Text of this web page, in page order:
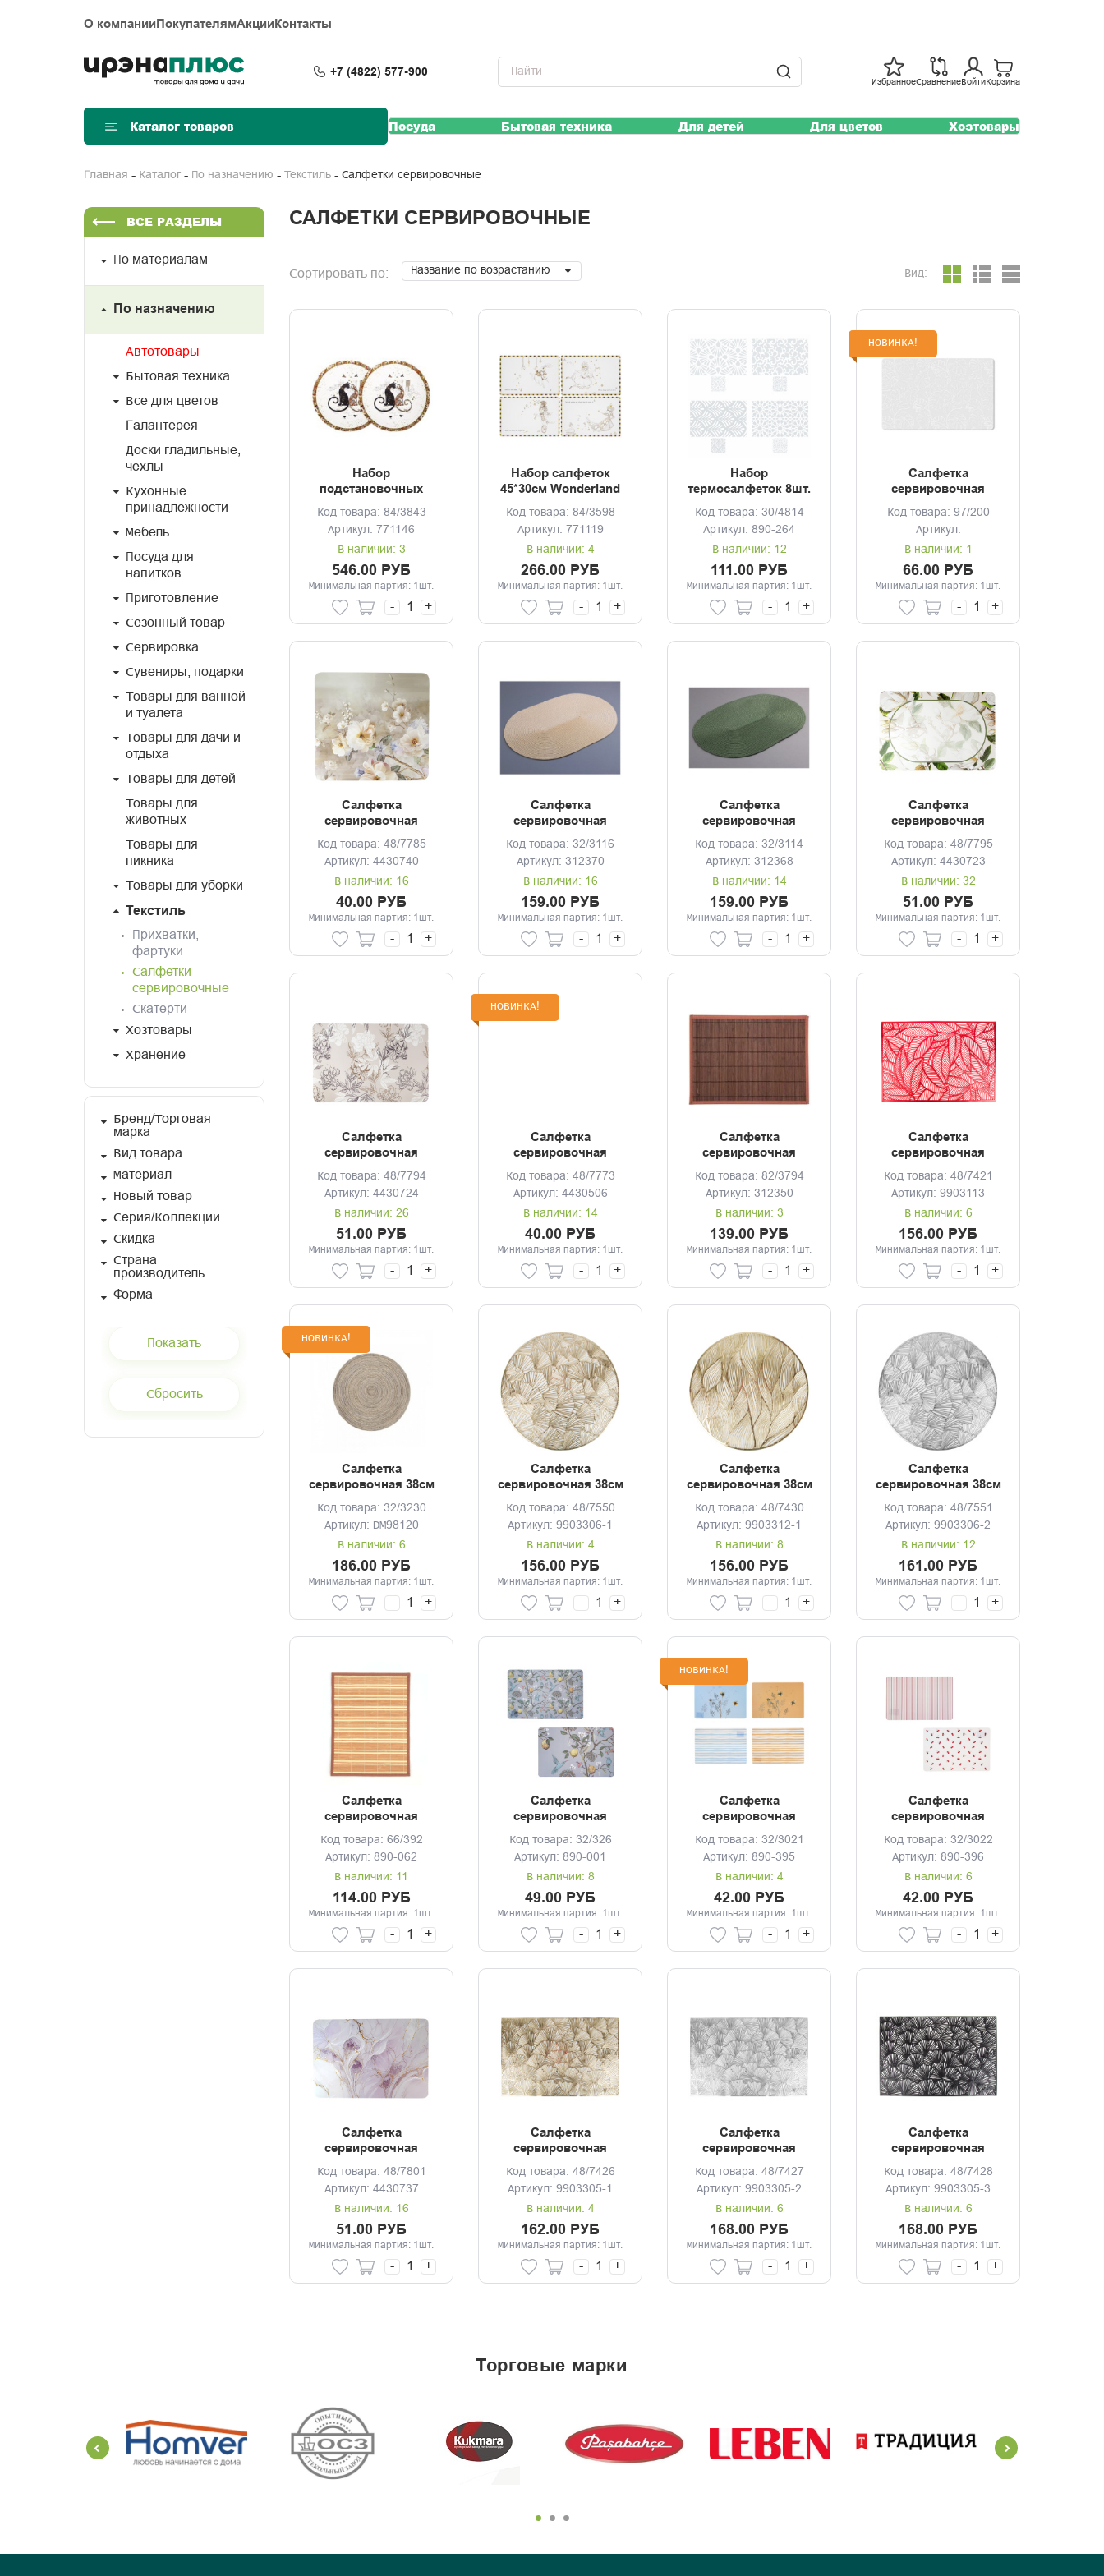
О компанииПокупателямАкцииКонтакты
+7 (4822) 577-900
ИзбранноеСравнение Войти Корзина
Каталог товаров Посуда Бытовая техника Для детей Для цветов Хозтовары
Главная Каталог По назначению Текстиль Салфетки сервировочные
ВСЕ РАЗДЕЛЫ
По материалам
По назначению
Автотовары
Бытовая техника
Все для цветов
Галантерея
Доски гладильные,
чехлы
Кухонные
принадлежности
Мебель
Посуда для
напитков
Приготовление
Сезонный товар
Сервировка
Сувениры, подарки
Товары для ванной
и туалета
Товары для дачи и
отдыха
Товары для детей
Товары для
животных
Товары для
пикника
Товары для уборки
Текстиль
фартуки
Салфетки
сервировочные
Скатерти
Хозтовары
Хранение
Бренд/Торговая
марка
Вид товара
Материал
Новый товар
Серия/Коллекции
Скидка
Страна
производитель
Форма
САЛФЕТКИ СЕРВИРОВОЧНЫЕ
Сортировать по: Название по возрастанию Вид:
Набор
подстановочных
салфеток d-38см
Парижские коты 2шт
Код товара: 84/3843
Артикул: 771146
В наличии: 3
546.00 РУБ
Минимальная партия: 1шт.
- +
Набор салфеток
45*30см Wonderland
Код товара: 84/3598
Артикул: 771119
В наличии: 4
266.00 РУБ
Минимальная партия: 1шт.
- +
Набор
термосалфеток 8шт.
(4шт 42*28см + 4шт
9*9см), Барокко
белый принт, 4
дизайна
Код товара: 30/4814
Артикул: 890-264
В наличии: 12
111.00 РУБ
Минимальная партия: 1шт.
- +
НОВИНКА!
Салфетка
сервировочная
26*41см Альба
Код товара: 97/200
Артикул:
В наличии: 1
66.00 РУБ
Минимальная партия: 1шт.
- +
Салфетка
сервировочная
30*28см Floristry
Код товара: 48/7785
Артикул: 4430740
В наличии: 16
40.00 РУБ
Минимальная партия: 1шт.
- +
Салфетка
сервировочная
30*45см плетеная
овал
Код товара: 32/3116
Артикул: 312370
В наличии: 16
159.00 РУБ
Минимальная партия: 1шт.
- +
Салфетка
сервировочная
30*45см плетеная
овал
Код товара: 32/3114
Артикул: 312368
В наличии: 14
159.00 РУБ
Минимальная партия: 1шт.
- +
Салфетка
сервировочная
43*28см Floristry
Код товара: 48/7795
Артикул: 4430723
В наличии: 32
51.00 РУБ
Минимальная партия: 1шт.
- +
Салфетка
сервировочная
43*28см Floristry
Код товара: 48/7794
Артикул: 4430724
В наличии: 26
51.00 РУБ
Минимальная партия: 1шт.
- +
НОВИНКА!
Салфетка
сервировочная
30*28см Мрамор
Код товара: 48/7773
Артикул: 4430506
В наличии: 14
40.00 РУБ
Минимальная партия: 1шт.
- +
Салфетка
сервировочная
30*40см темно-
коричневая
Код товара: 82/3794
Артикул: 312350
В наличии: 3
139.00 РУБ
Минимальная партия: 1шт.
- +
Салфетка
сервировочная
30*45см Алая листва
Код товара: 48/7421
Артикул: 9903113
В наличии: 6
156.00 РУБ
Минимальная партия: 1шт.
- +
НОВИНКА!
Салфетка
сервировочная 38см
SAINT GERMAIN
Код товара: 32/3230
Артикул: DM98120
В наличии: 6
186.00 РУБ
Минимальная партия: 1шт.
- +
Салфетка
сервировочная 38см
Аjoure золото
Код товара: 48/7550
Артикул: 9903306-1
В наличии: 4
156.00 РУБ
Минимальная партия: 1шт.
- +
Салфетка
сервировочная 38см
Аjoure золото
Код товара: 48/7430
Артикул: 9903312-1
В наличии: 8
156.00 РУБ
Минимальная партия: 1шт.
- +
Салфетка
сервировочная 38см
Аjourе серебро
Код товара: 48/7551
Артикул: 9903306-2
В наличии: 12
161.00 РУБ
Минимальная партия: 1шт.
- +
Салфетка
сервировочная
40*30см бамбук
Код товара: 66/392
Артикул: 890-062
В наличии: 11
114.00 РУБ
Минимальная партия: 1шт.
- +
Салфетка
сервировочная
42*28см Люми 2
дизайна
Код товара: 32/326
Артикул: 890-001
В наличии: 8
49.00 РУБ
Минимальная партия: 1шт.
- +
НОВИНКА!
Салфетка
сервировочная
42*28см Орра,
полипропилен, 4
дизайна
Код товара: 32/3021
Артикул: 890-395
В наличии: 4
42.00 РУБ
Минимальная партия: 1шт.
- +
Салфетка
сервировочная
42*28см Черри,
полипропилен, 2
дизайна
Код товара: 32/3022
Артикул: 890-396
В наличии: 6
42.00 РУБ
Минимальная партия: 1шт.
- +
Салфетка
сервировочная
43*28см Мрамор
Код товара: 48/7801
Артикул: 4430737
В наличии: 16
51.00 РУБ
Минимальная партия: 1шт.
- +
Салфетка
сервировочная
45*30см Аjoure
золото
Код товара: 48/7426
Артикул: 9903305-1
В наличии: 4
162.00 РУБ
Минимальная партия: 1шт.
- +
Салфетка
сервировочная
45*30см Аjoure
серебро
Код товара: 48/7427
Артикул: 9903305-2
В наличии: 6
168.00 РУБ
Минимальная партия: 1шт.
- +
Салфетка
сервировочная
45*30см Аjoure
чёрная
Код товара: 48/7428
Артикул: 9903305-3
В наличии: 6
168.00 РУБ
Минимальная партия: 1шт.
- +
торговые марки